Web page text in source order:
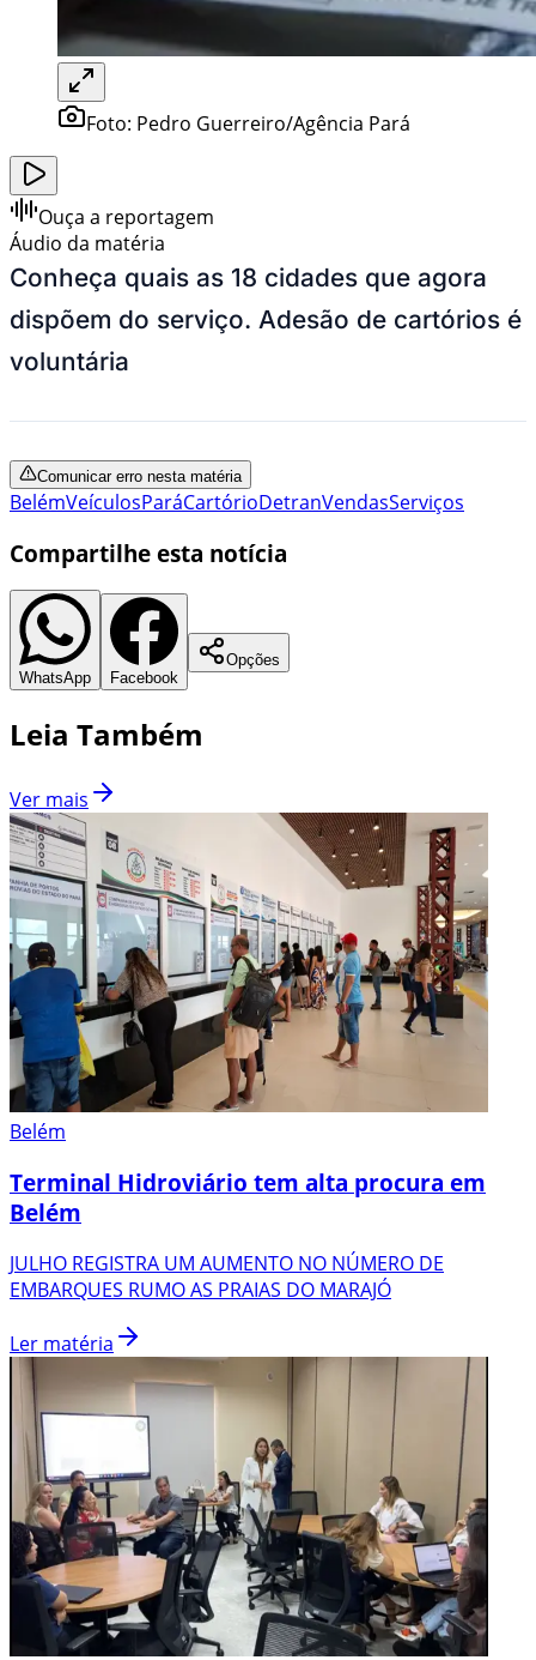
Foto: Pedro Guerreiro/Agência Pará
Ouça a reportagem
Áudio da matéria
Conheça quais as 18 cidades que agora
dispõem do serviço. Adesão de cartórios é
voluntária
Comunicar erro nesta matéria
BelémVeículosParáCartórioDetranVendasServiços
Compartilhe esta notícia
WhatsApp Facebook
Opções
Leia Também
Ver mais
Belém
Terminal Hidroviário tem alta procura em
Belém
JULHO REGISTRA UM AUMENTO NO NÚMERO DE
EMBARQUES RUMO AS PRAIAS DO MARAJÓ
Ler matéria